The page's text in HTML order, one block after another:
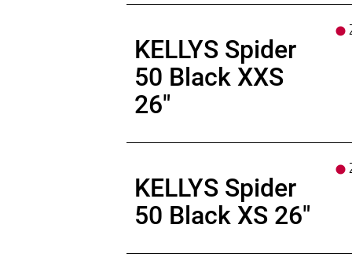
KELLYS Spider
50 Black XXS
26"
KELLYS Spider
50 Black XS 26"